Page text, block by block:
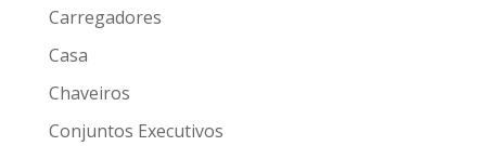
Carregadores
Casa
Chaveiros
Conjuntos Executivos